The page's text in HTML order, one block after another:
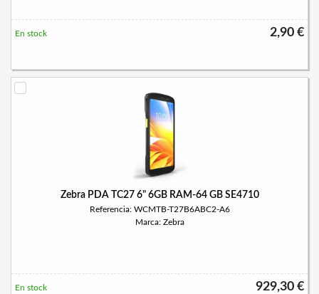
2,90 €
En stock
Zebra PDA TC27 6" 6GB RAM-64 GB SE4710
Referencia: WCMTB-T27B6ABC2-A6
Marca: Zebra
929,30 €
En stock